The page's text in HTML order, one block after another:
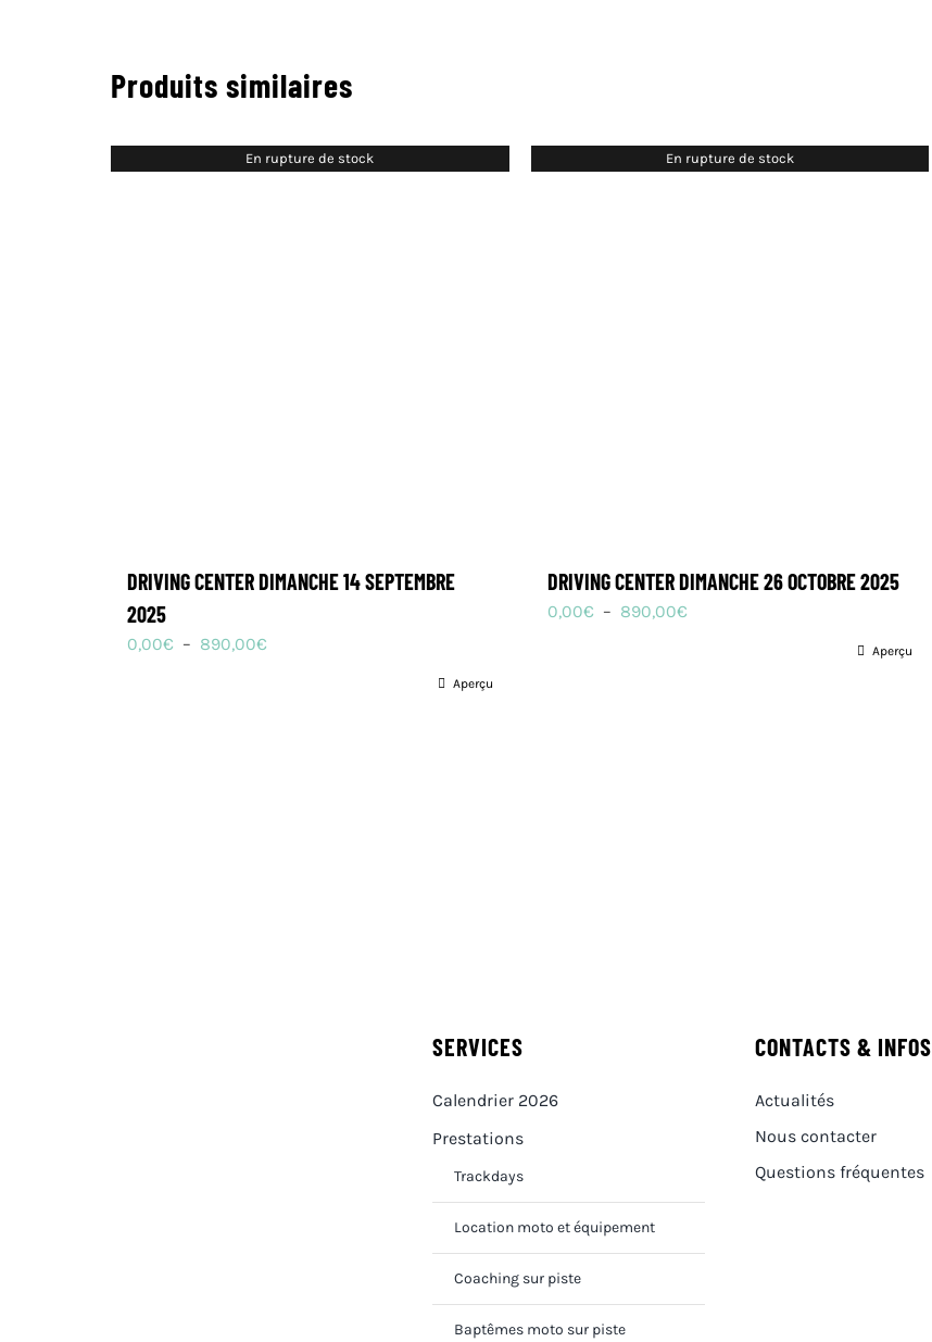
Produits similaires
En rupture de stock
DRIVING CENTER DIMANCHE 14 SEPTEMBRE
2025
0,00€ – 890,00€
Aperçu
En rupture de stock
DRIVING CENTER DIMANCHE 26 OCTOBRE 2025
0,00€ – 890,00€Plage
Aperçu
SERVICES
Calendrier 2026
Prestations
Trackdays
Location moto et équipement
Coaching sur piste
Baptêmes moto sur piste
CONTACTS & INFOS
Actualités
Nous contacter
Questions fréquentes